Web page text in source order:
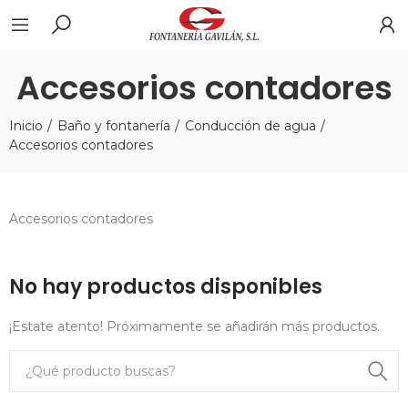
Accesorios contadores
Inicio Baño y fontanería
Conducción de agua
Accesorios contadores
Accesorios contadores
No hay productos disponibles
¡Estate atento! Próximamente se añadirán más productos.